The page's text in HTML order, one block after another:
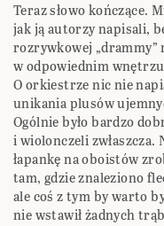
Teraz słowo kończące.
jak ją autorzy napisali,
rozrywkowej „drammy”
w odpowiednim
O orkiestrze nic nie
unikania plusów
Ogólnie było bardzo
i wiolonczeli zwłaszcza.
łapankę na oboistów
tam, gdzie znaleziono
ale coś z tym by warto
nie wstawił żadnych